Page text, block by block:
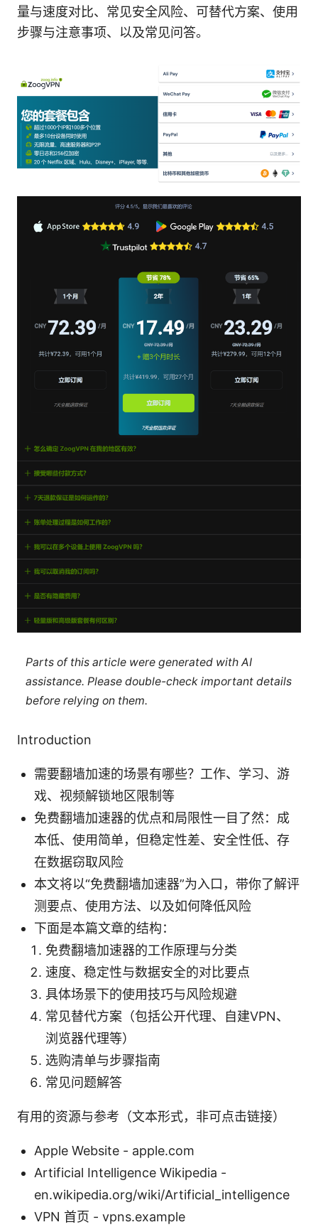
量与速度对比、常见安全风险、可替代方案、使用
步骤与注意事项、以及常见问答。
Parts of this article were generated with AI
assistance. Please double-check important details
before relying on them.
Introduction
需要翻墙加速的场景有哪些？工作、学习、游
戏、视频解锁地区限制等
免费翻墙加速器的优点和局限性一目了然：成
本低、使用简单，但稳定性差、安全性低、存
在数据窃取风险
本文将以“免费翻墙加速器”为入口，带你了解评
测要点、使用方法、以及如何降低风险
下面是本篇文章的结构：
免费翻墙加速器的工作原理与分类
速度、稳定性与数据安全的对比要点
具体场景下的使用技巧与风险规避
常见替代方案（包括公开代理、自建VPN、
浏览器代理等）
选购清单与步骤指南
常见问题解答
有用的资源与参考（文本形式，非可点击链接）
Apple Website - apple.com
Artificial Intelligence Wikipedia -
en.wikipedia.org/wiki/Artificial_intelligence
VPN 首页 - vpns.example